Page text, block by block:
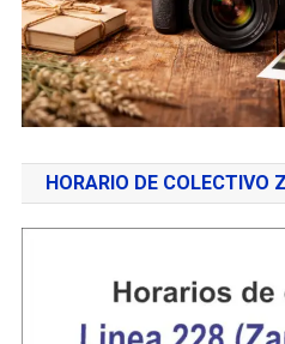
HORARIO DE COLECTIVO